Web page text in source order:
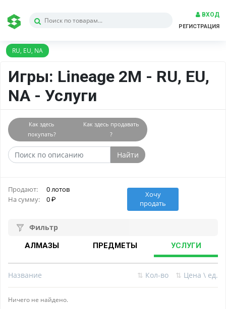
ВХОД
РЕГИСТРАЦИЯ
RU, EU, NA
Игры: Lineage 2M - RU, EU,
NA - Услуги
Как здесь
покупать?
Как здесь продавать
?
Найти
Продают:
0 лотов
На сумму:
0
Хочу
продать
Фильтр
АЛМАЗЫ ПРЕДМЕТЫ УСЛУГИ
Название ⇅ Кол-во ⇅ Цена \ ед.
Ничего не найдено.